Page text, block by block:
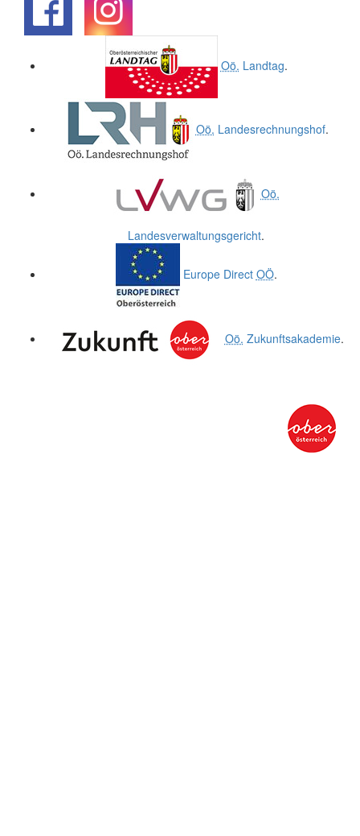
Oö. Landtag.
Oö. Landesrechnungshof.
Oö.
Landesverwaltungsgericht.
Europe Direct OÖ.
Oö. Zukunftsakademie.